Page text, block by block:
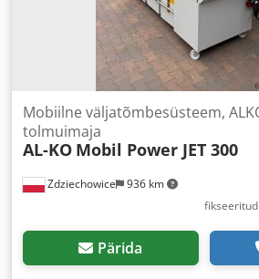
Zdziechowice 936 km
Mobiilne väljatõmbesüsteem,
tolmuimaja
AL-KO Mobil Power JET 300
Pärida